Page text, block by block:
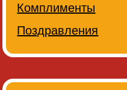
Комплименты
Поздравления